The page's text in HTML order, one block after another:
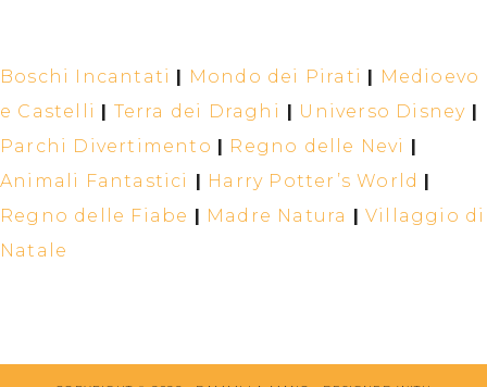
Boschi Incantati | Mondo dei Pirati | Medioevo
e Castelli | Terra dei Draghi | Universo Disney |
Parchi Divertimento | Regno delle Nevi |
Animali Fantastici | Harry Potter’s World |
Regno delle Fiabe | Madre Natura | Villaggio di
Natale